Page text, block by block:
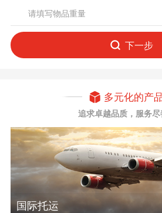
下一步
多元化的产
追求卓越品质，服务
国际托运